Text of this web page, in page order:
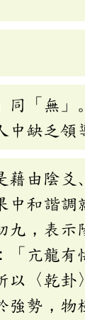
同「無
缺乏領
由陰
和諧
，表示
亢龍
〈乾卦
勢，